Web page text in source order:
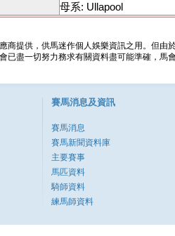
母系: Ullapool
商提供，供馬迷作個人娛樂資訊之用。但
已盡一切努力務求有關資料盡可能準確，馬
賽馬消息及資訊
賽馬消息
賽馬新聞資料庫
主要賽事
馬匹資料
騎師資料
練馬師資料